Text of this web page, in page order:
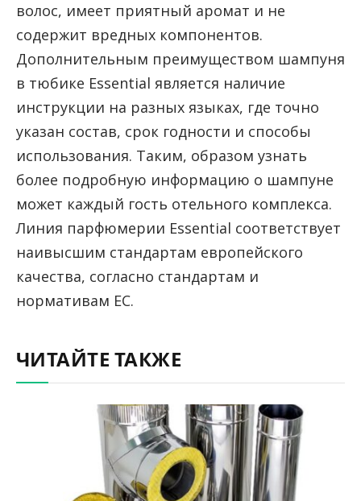
волос, имеет приятный аромат и не
содержит вредных компонентов.
Дополнительным преимуществом шампуня
в тюбике Essential является наличие
инструкции на разных языках, где точно
указан состав, срок годности и способы
использования. Таким, образом узнать
более подробную информацию о шампуне
может каждый гость отельного комплекса.
Линия парфюмерии Essential соответствует
наивысшим стандартам европейского
качества, согласно стандартам и
нормативам ЕС.
ЧИТАЙТЕ ТАКЖЕ